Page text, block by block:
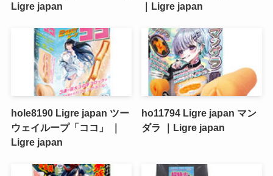
Ligre japan
｜Ligre japan
hole8190 Ligre japan ツー
ウェイループ「ココ」 ｜
Ligre japan
ho11794 Ligre japan マン
ダラ ｜Ligre japan